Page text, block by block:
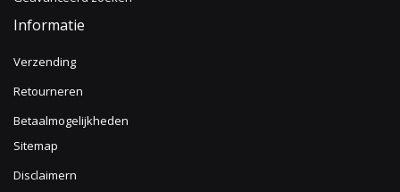
Informatie
Verzending
Retourneren
Betaalmogelijkheden
Sitemap
Disclaimern